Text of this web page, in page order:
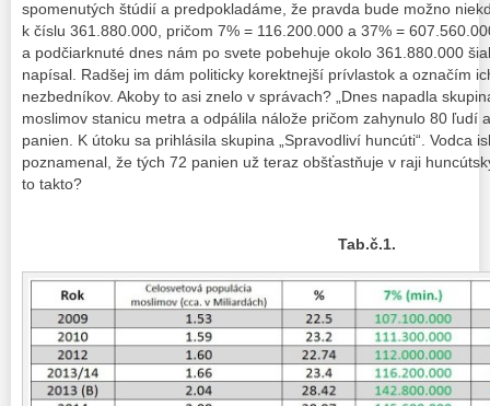
spomenutých štúdií a predpokladáme, že pravda bude možno
k číslu 361.880.000, pričom 7% = 116.200.000 a 37% =
a podčiarknuté dnes nám po svete pobehuje okolo 361.880.000
napísal. Radšej im dám politicky korektnejší prívlastok a označím
nezbedníkov. Akoby to asi znelo v správach? „Dnes napadla
moslimov stanicu metra a odpálila nálože pričom zahynulo 80 ľudí
panien. K útoku sa prihlásila skupina „Spravodliví huncúti“. Vodca
poznamenal, že tých 72 panien už teraz obšťastňuje v raji
to takto?
Tab.č.1.